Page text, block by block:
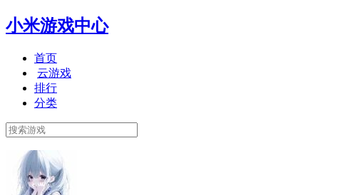
小米游戏中心
首页
云游戏
排行
分类